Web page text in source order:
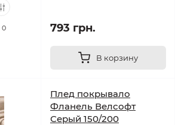
0 793 грн.
В корзину
Плед покрывало
Фланель Велсофт
Серый 150/200